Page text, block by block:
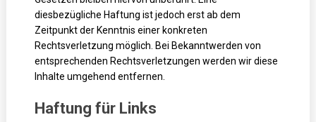
diesbezügliche Haftung ist jedoch erst ab dem
Zeitpunkt der Kenntnis einer konkreten
Rechtsverletzung möglich. Bei Bekanntwerden von
entsprechenden Rechtsverletzungen werden wir diese
Inhalte umgehend entfernen.
Haftung für Links